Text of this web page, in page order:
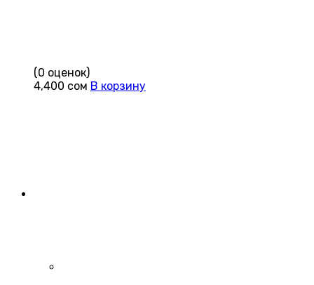
(0 оценок)
4,400 сом В корзину